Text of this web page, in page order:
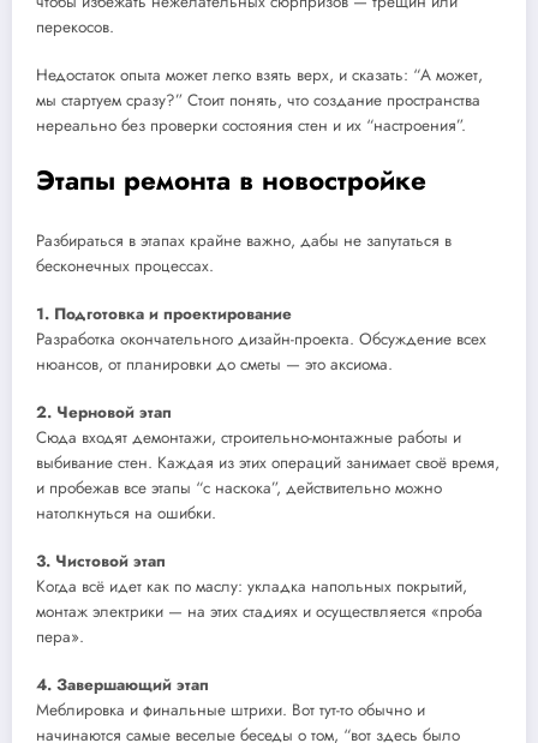
перекосов.
Недостаток опыта может легко взять верх, и сказать: “А может,
мы стартуем сразу?” Стоит понять, что создание пространства
нереально без проверки состояния стен и их “настроения”.
Этапы ремонта в новостройке
Разбираться в этапах крайне важно, дабы не запутаться в
бесконечных процессах.
1. Подготовка и проектирование
Разработка окончательного дизайн-проекта. Обсуждение всех
нюансов, от планировки до сметы — это аксиома.
2. Черновой этап
Сюда входят демонтажи, строительно-монтажные работы и
выбивание стен. Каждая из этих операций занимает своё время,
и пробежав все этапы “с наскока”, действительно можно
натолкнуться на ошибки.
3. Чистовой этап
Когда всё идет как по маслу: укладка напольных покрытий,
монтаж электрики — на этих стадиях и осуществляется «проба
пера».
4. Завершающий этап
Меблировка и финальные штрихи. Вот тут-то обычно и
начинаются самые веселые беседы о том, “вот здесь было